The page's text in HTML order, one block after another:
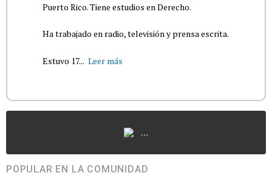
Puerto Rico. Tiene estudios en Derecho.
Ha trabajado en radio, televisión y prensa escrita.
Estuvo 17... Leer más
...
POPULAR EN LA COMUNIDAD